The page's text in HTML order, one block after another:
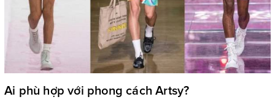
Ai phù hợp với phong cách Artsy?